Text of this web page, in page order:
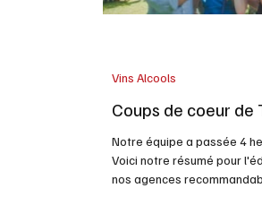
Coups de coeur de
Notre équipe a passée 4
Voici notre résumé pour
nos agences
Vins Alcools